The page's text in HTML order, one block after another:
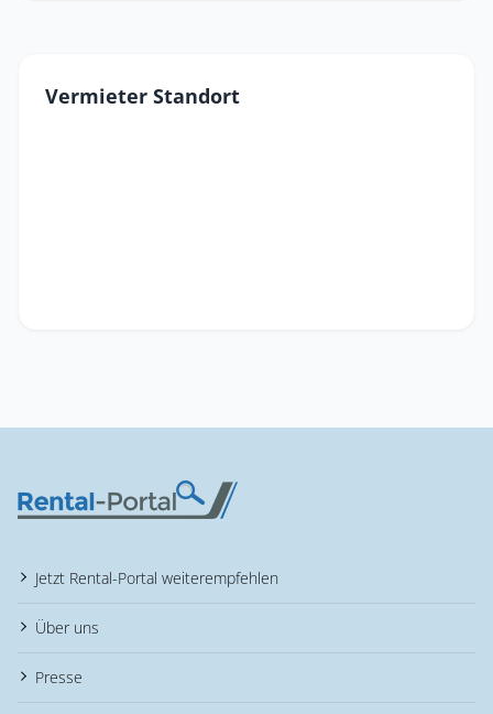
Vermieter Standort
Jetzt Rental-Portal weiterempfehlen
Über uns
Presse